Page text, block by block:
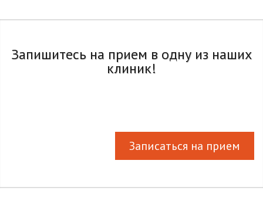
Запишитесь на прием в одну из наших
клиник!
Записаться на прием